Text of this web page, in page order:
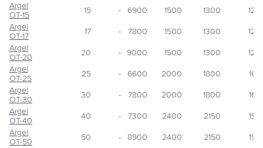
Argel
OT-15
15 - 6900 1500 1300
Argel
OT-17
17 - 7800 1500 1300
Argel
OT-20
20 - 9000 1500 1300
Argel
OT-25
25 - 6600 2000 1800
Argel
OT-30
30 - 7800 2000 1800
Argel
OT-40
40 - 7300 2400 2150
Argel
OT-50
50 - 8900 2400 2150